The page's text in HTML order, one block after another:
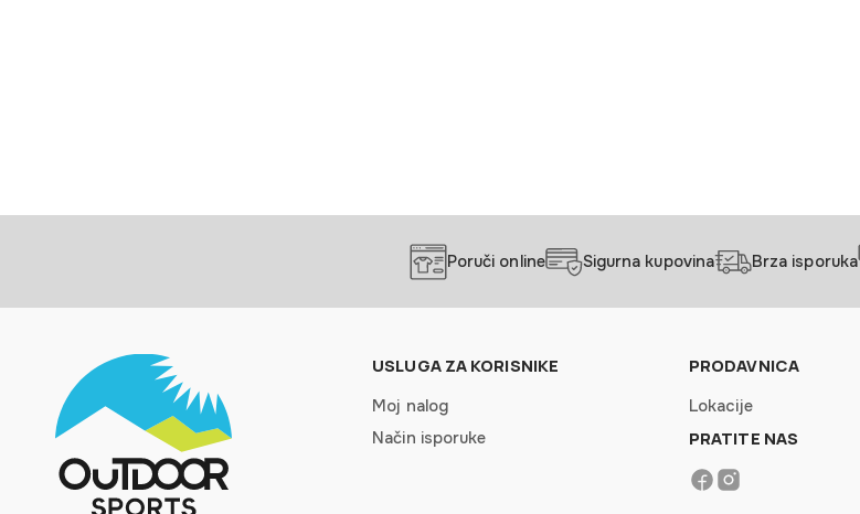
Poruči online Sigurna kupovina Brza isporuka
USLUGA ZA KORISNIKE
Moj nalog
Način isporuke
PRODAVNICA
Lokacije
PRATITE NAS